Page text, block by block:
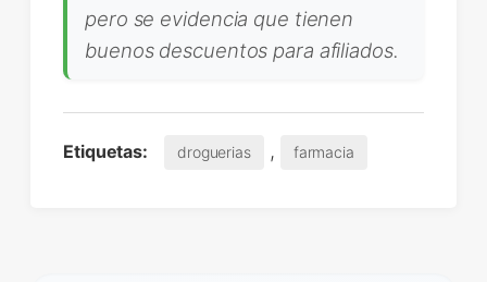
pero se evidencia que tienen
buenos descuentos para afiliados.
Etiquetas: droguerias , farmacia